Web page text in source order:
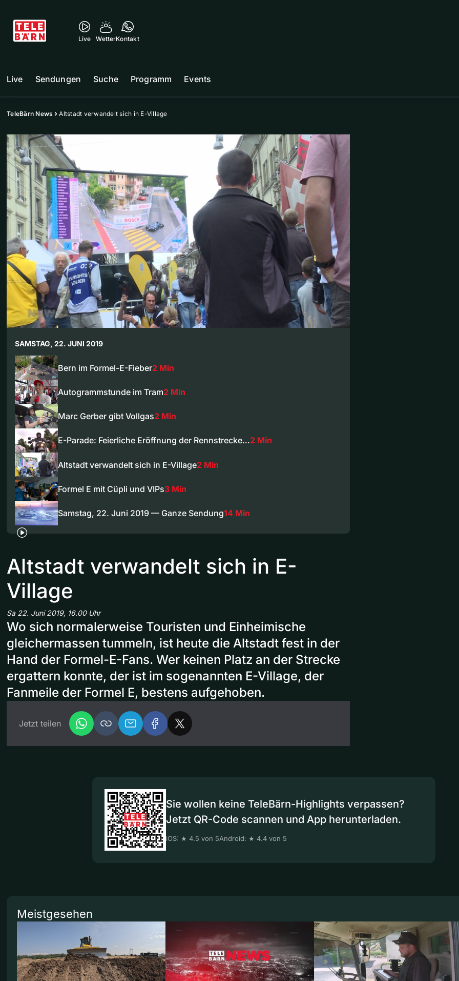
Live WetterKontakt
Live Sendungen Suche Programm Events
TeleBärn News Altstadt verwandelt sich in E-Village
SAMSTAG, 22. JUNI 2019
Bern im Formel-E-Fieber2 Min
Autogrammstunde im Tram2 Min
Marc Gerber gibt Vollgas2 Min
E-Parade: Feierliche Eröffnung der Rennstrecke…2 Min
Altstadt verwandelt sich in E-Village2 Min
Formel E mit Cüpli und VIPs3 Min
Samstag, 22. Juni 2019 — Ganze Sendung14 Min
Altstadt verwandelt sich in E-
Village
Sa 22. Juni 2019, 16.00 Uhr
Wo sich normalerweise Touristen und Einheimische
gleichermassen tummeln, ist heute die Altstadt fest in der
Hand der Formel-E-Fans. Wer keinen Platz an der Strecke
ergattern konnte, der ist im sogenannten E-Village, der
Fanmeile der Formel E, bestens aufgehoben.
Jetzt teilen
Sie wollen keine TeleBärn-Highlights verpassen?
Jetzt QR-Code scannen und App herunterladen.
iOS: ★ 4.5 von 5Android: ★ 4.4 von 5
Meistgesehen